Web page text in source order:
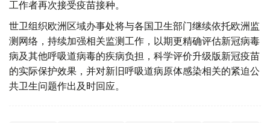
工作者再次接受疫苗接种。
世卫组织欧洲区域办事处将与各国卫生部门继续依托欧洲监
测网络，持续加强相关监测工作，以期更精确评估新冠病毒
病及其他呼吸道病毒的疾病负担，科学评价升级版新冠疫苗
的实际保护效果，并对新旧呼吸道病原体感染相关的紧迫公
共卫生问题作出及时回应。